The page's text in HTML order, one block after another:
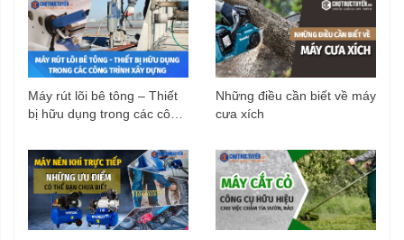
Máy rút lõi bê tông – Thiết
bị hữu dụng trong các công
Những điều cần biết về máy
cưa xích